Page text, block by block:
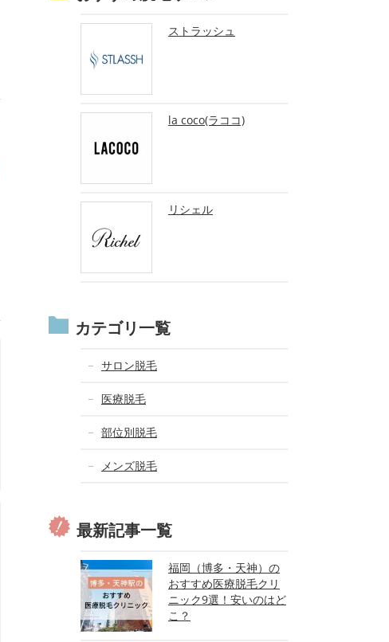
ストラッシュ
la coco(ラココ)
リシェル
カテゴリ一覧
サロン脱毛
医療脱毛
部位別脱毛
メンズ脱毛
最新記事一覧
福岡（博多・天神）の
おすすめ医療脱毛クリ
ニック9選！安いのはど
こ？